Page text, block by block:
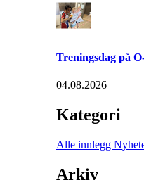
Treningsdag på
04.08.2026
Kategori
Alle innlegg
Arkiv